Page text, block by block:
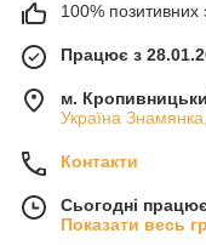
100% позитивних
Працює з
м.
Україна
Контакти
Сьогодні
Показати весь